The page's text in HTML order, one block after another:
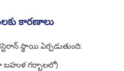
కారణాలు
స్థాయి ఏర్పడుతుంది:
బహుళ గర్భాలలో)